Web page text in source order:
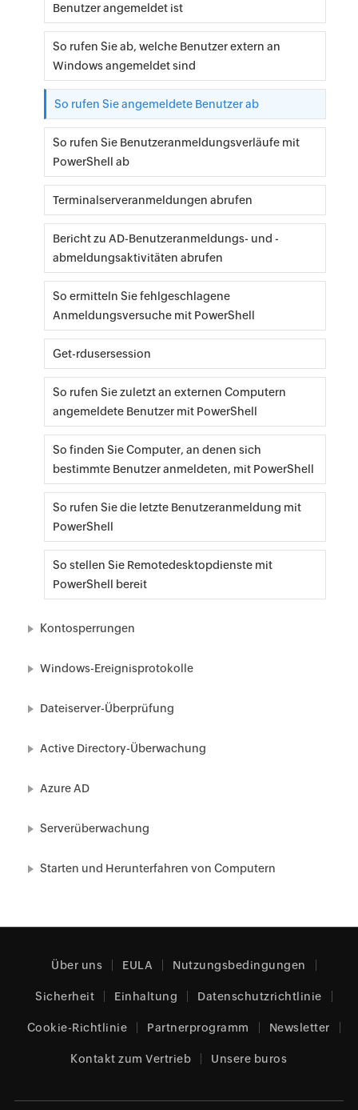
'User' = $a[0]
'Computer' = $u.Name
'Date' = $a[4]
'Time' = $a[5..6] -join ' '
})
$result+=New-Object -TypeName
PSCustomObject -Property $array
}
else {
$array= ([ordered]@{
'User' = $a[0]
'Computer' = $u.Name
'Date' = $a[5]
'Time' = $a[6..7] -join ' '
})
$result+=New-Object -TypeName
PSCustomObject -Property $array
}
}
}                                     }
Write-Output $result
}
Benutzer angemeldet ist
So rufen Sie ab, welche Benutzer extern an
Windows angemeldet sind
So rufen Sie angemeldete Benutzer ab
So rufen Sie Benutzeranmeldungsverläufe mit
PowerShell ab
Terminalserveranmeldungen abrufen
Bericht zu AD-Benutzeranmeldungs- und -
abmeldungsaktivitäten abrufen
So ermitteln Sie fehlgeschlagene
Anmeldungsversuche mit PowerShell
Get-rdusersession
So rufen Sie zuletzt an externen Computern
angemeldete Benutzer mit PowerShell
So finden Sie Computer, an denen sich
bestimmte Benutzer anmeldeten, mit PowerShell
So rufen Sie die letzte Benutzeranmeldung mit
PowerShell
So stellen Sie Remotedesktopdienste mit
PowerShell bereit
Kontosperrungen
Windows-Ereignisprotokolle
Dateiserver-Überprüfung
Active Directory-Überwachung
Azure AD
Serverüberwachung
Starten und Herunterfahren von Computern
Über uns EULA Nutzungsbedingungen
Sicherheit Einhaltung Datenschutzrichtlinie
Cookie-Richtlinie Partnerprogramm Newsletter
Kontakt zum Vertrieb Unsere buros